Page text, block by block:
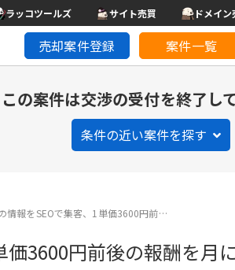
ラッコツールズ サイト売買 ドメイン
売却案件登録 案件一覧
この案件は交渉の受付を終了し
条件の近い案件を探す
情報をSEOで集客、1単価3600円前…
3600円前後の報酬を月